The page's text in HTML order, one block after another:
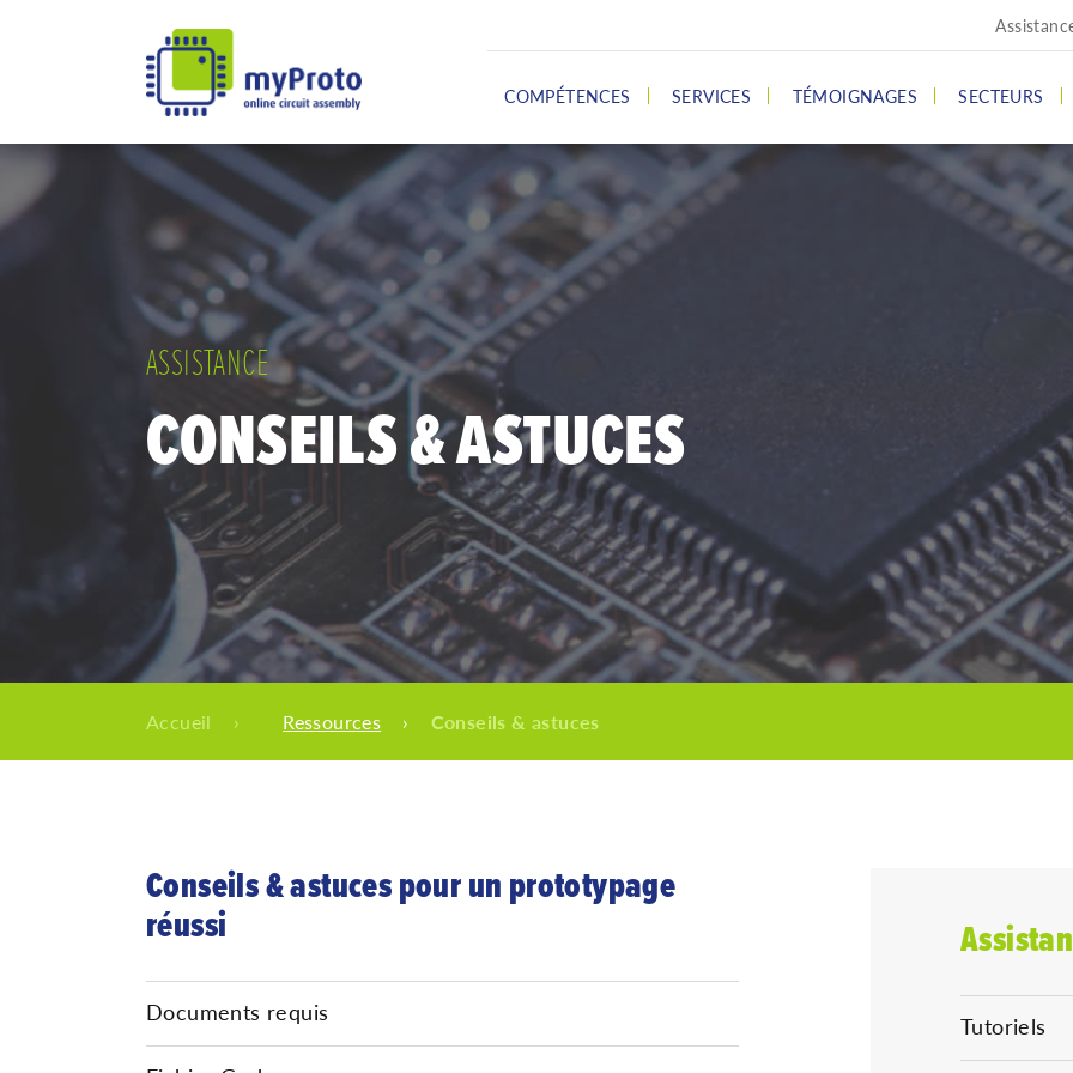
COMPÉTENCES SERVICES TÉMOIGNAGES SECTEURS
ASSISTANCE
CONSEILS & ASTUCES
Accueil › Ressources › Conseils & astuces
Conseils & astuces pour un prototypage
réussi
Documents requis Tutoriels